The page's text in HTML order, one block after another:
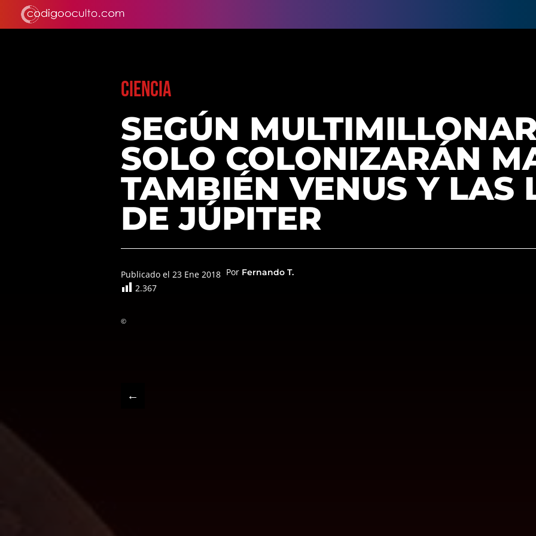
CIENCIA
SEGÚN
SOLO COLONIZARÁN
TAMBIÉN VENUS Y LAS
DE JÚPITER
Publicado el 23 Ene 2018 Por Fernando T.
2.367
©
←